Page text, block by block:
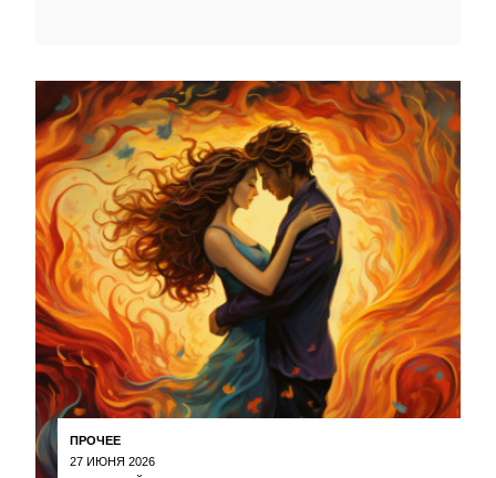
ПРОЧЕЕ
27 ИЮНЯ 2026